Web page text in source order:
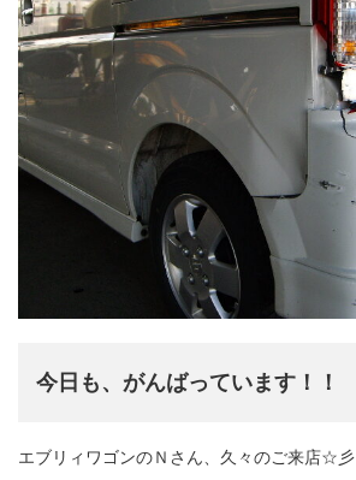
今日も、がんばっています！！
エブリィワゴンのＮさん、久々のご来店☆彡